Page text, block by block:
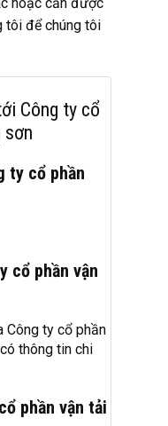
tôi để chúng tôi
Công ty cổ
sơn
ty cổ phần
cổ phần vận
Công ty cổ phần
thông tin chi
phần vận tải